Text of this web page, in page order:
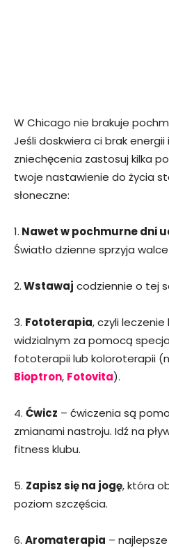
W Chicago nie brakuje
Jeśli doskwiera ci brak
zniechęcenia zastosuj kilka
twoje nastawienie do życia
słoneczne:
1. Nawet w pochmurne dni
Światło dzienne sprzyja
2.Wstawaj codziennie o tej
3. Fototerapia, czyli leczenie
widzialnym za pomocą
fototerapii lub koloroterapii
Bioptron, Fotovita).
4. Ćwicz – ćwiczenia są
zmianami nastroju. Idź na
fitness klubu.
5. Zapisz się na jogę, która
poziom szczęścia.
6. Aromaterapia –